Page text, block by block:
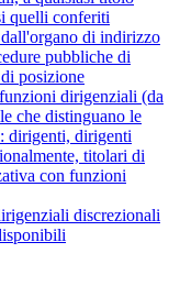
quelli conferiti
di indirizzo
pubbliche di
posizione
dirigenziali (da
che distinguano le
dirigenti, dirigenti
titolari di
con funzioni
discrezionali